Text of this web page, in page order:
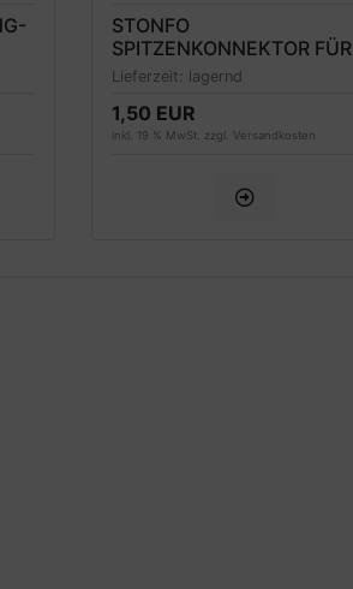
STONFO
SPITZENKONNEKTOR FÜR
TELERUTEN 0.65MM BIS
Lieferzeit: lagernd
1,50 EUR
inkl. 19 % MwSt. zzgl. Versandkosten